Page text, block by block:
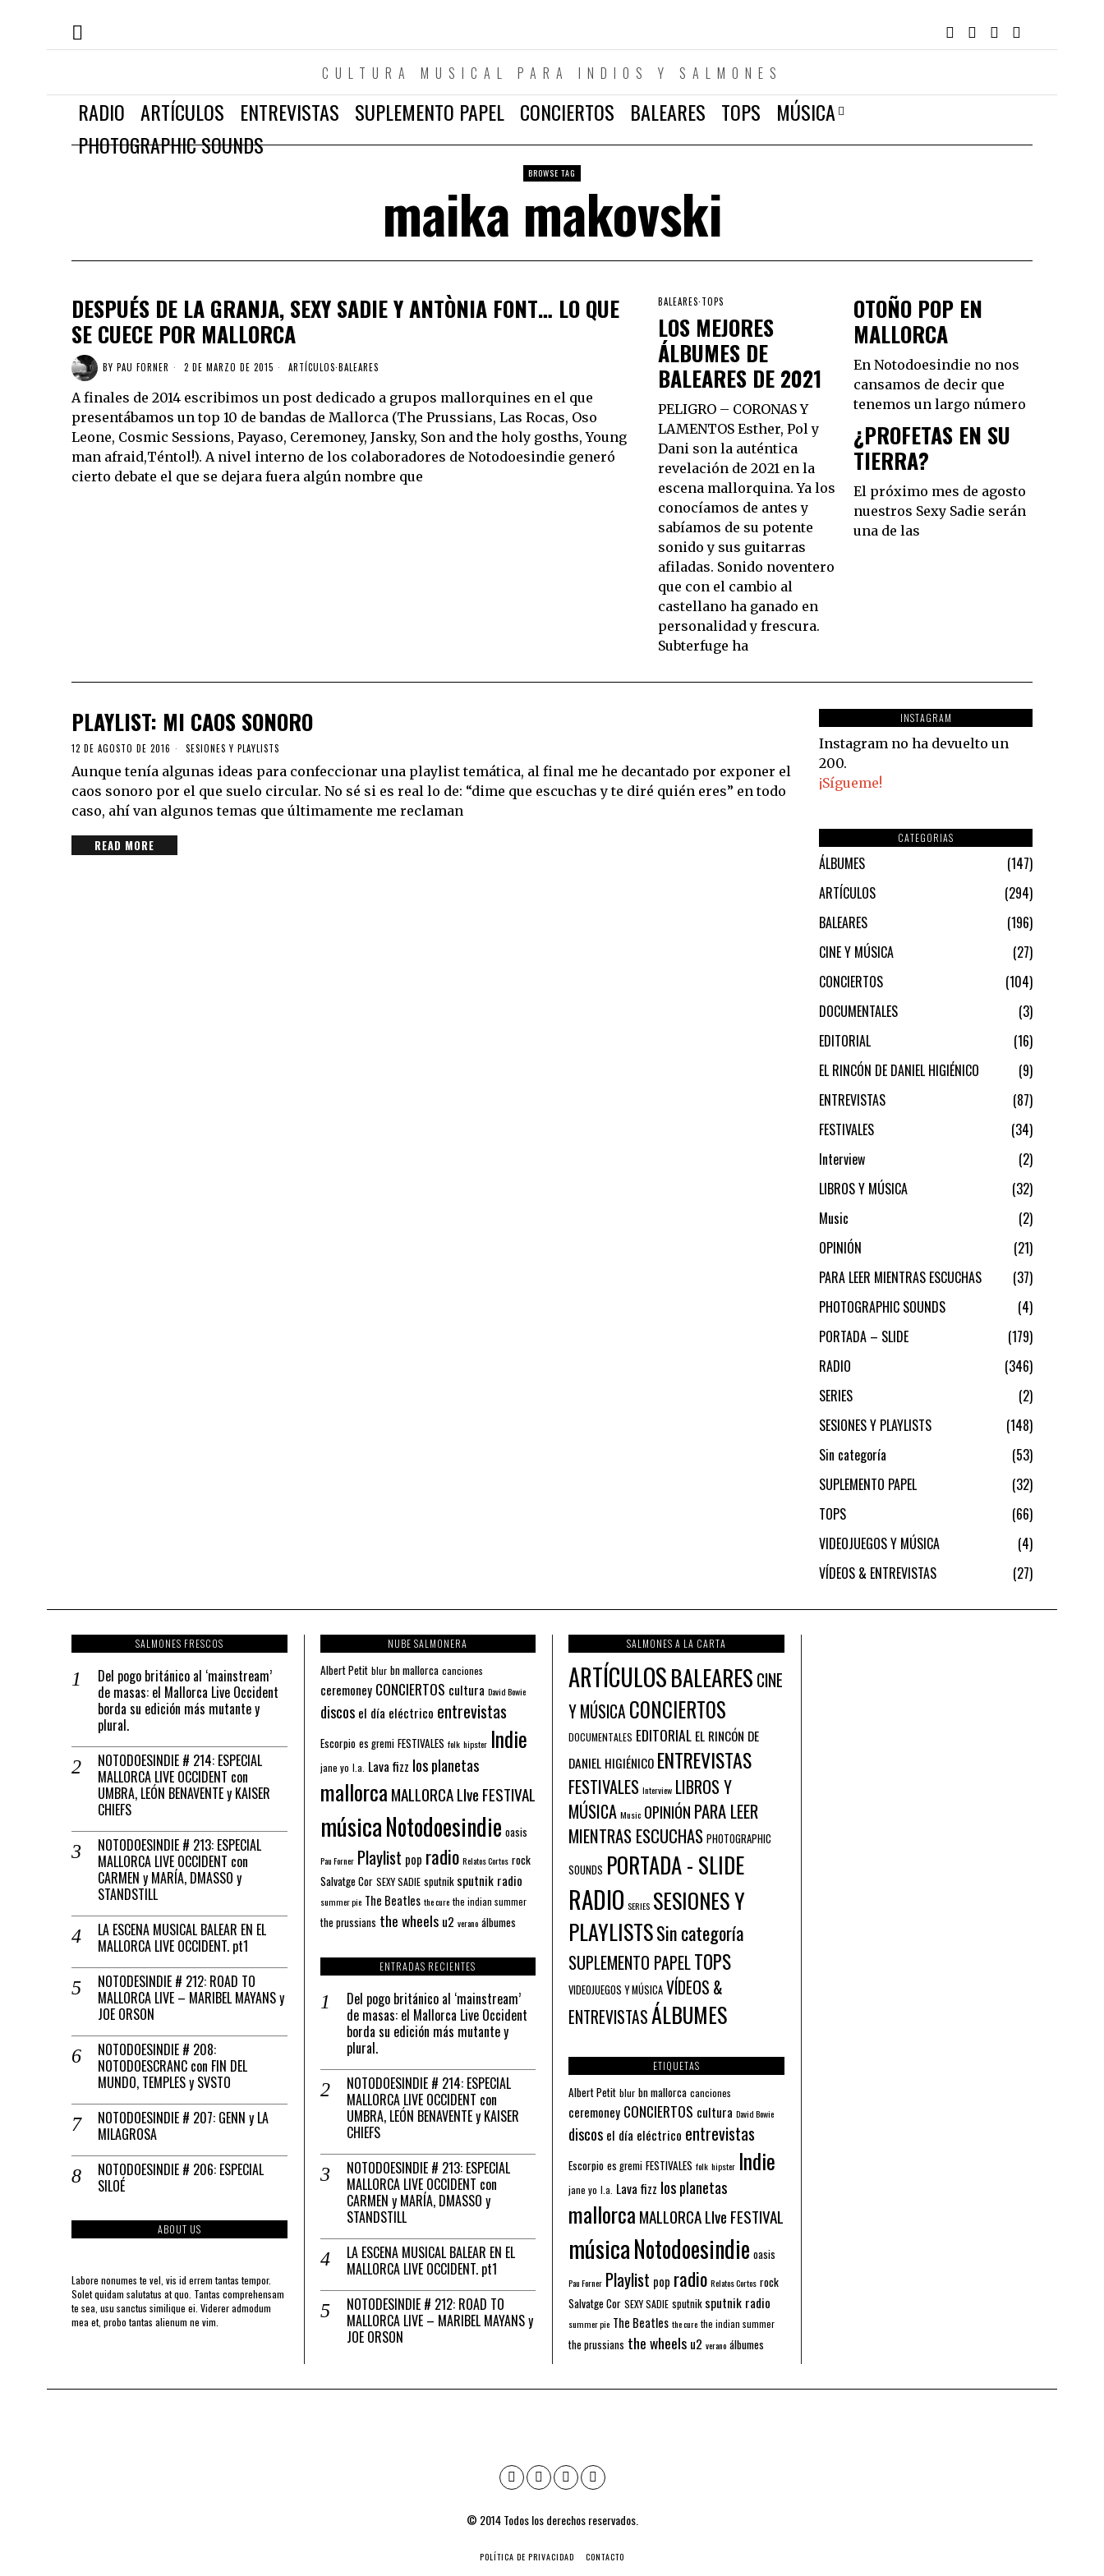
CULTURA MUSICAL PARA INDIOS Y SALMONES
RADIO ARTÍCULOS ENTREVISTAS SUPLEMENTO PAPEL CONCIERTOS BALEARES TOPS
MÚSICA
PHOTOGRAPHIC SOUNDS
BROWSE TAG
maika makovski
DESPUÉS DE LA GRANJA, SEXY SADIE Y ANTÒNIA FONT… LO QUE
SE CUECE POR MALLORCA
BY PAU FORNER 2 DE MARZO DE 2015 ARTÍCULOS·BALEARES
A finales de 2014 escribimos un post dedicado a grupos mallorquines en el que
presentábamos un top 10 de bandas de Mallorca (The Prussians, Las Rocas, Oso
Leone, Cosmic Sessions, Payaso, Ceremoney, Jansky, Son and the holy gosths, Young
man afraid,Téntol!). A nivel interno de los colaboradores de Notodoesindie generó
cierto debate el que se dejara fuera algún nombre que
BALEARES·TOPS
LOS MEJORES
ÁLBUMES DE
BALEARES DE 2021
PELIGRO – CORONAS Y
LAMENTOS Esther, Pol y
Dani son la auténtica
revelación de 2021 en la
escena mallorquina. Ya los
conocíamos de antes y
sabíamos de su potente
sonido y sus guitarras
afiladas. Sonido noventero
que con el cambio al
castellano ha ganado en
personalidad y frescura.
Subterfuge ha
OTOÑO POP EN
MALLORCA
En Notodoesindie no nos
cansamos de decir que
tenemos un largo número
¿PROFETAS EN SU
TIERRA?
El próximo mes de agosto
nuestros Sexy Sadie serán
una de las
PLAYLIST: MI CAOS SONORO
12 DE AGOSTO DE 2016 SESIONES Y PLAYLISTS
Aunque tenía algunas ideas para confeccionar una playlist temática, al final me he decantado por exponer el
caos sonoro por el que suelo circular. No sé si es real lo de: “dime que escuchas y te diré quién eres” en todo
caso, ahí van algunos temas que últimamente me reclaman
READ MORE
INSTAGRAM
Instagram no ha devuelto un
200.
¡Sígueme!
CATEGORIAS
ÁLBUMES
147
ARTÍCULOS
294
BALEARES
196
CINE Y MÚSICA
27
CONCIERTOS
104
DOCUMENTALES
3
EDITORIAL
16
EL RINCÓN DE DANIEL HIGIÉNICO
9
ENTREVISTAS
87
FESTIVALES
34
Interview
2
LIBROS Y MÚSICA
32
Music
2
OPINIÓN
21
PARA LEER MIENTRAS ESCUCHAS
37
PHOTOGRAPHIC SOUNDS
4
PORTADA – SLIDE
179
RADIO
346
SERIES
2
SESIONES Y PLAYLISTS
148
Sin categoría
53
SUPLEMENTO PAPEL
32
TOPS
66
VIDEOJUEGOS Y MÚSICA
4
VÍDEOS & ENTREVISTAS
27
SALMONES FRESCOS
Del pogo británico al ‘mainstream’
de masas: el Mallorca Live Occident
borda su edición más mutante y
plural.
NOTODOESINDIE # 214: ESPECIAL
MALLORCA LIVE OCCIDENT con
UMBRA, LEÓN BENAVENTE y KAISER
CHIEFS
NOTODOESINDIE # 213: ESPECIAL
MALLORCA LIVE OCCIDENT con
CARMEN y MARÍA, DMASSO y
STANDSTILL
LA ESCENA MUSICAL BALEAR EN EL
MALLORCA LIVE OCCIDENT. pt1
NOTODESINDIE # 212: ROAD TO
MALLORCA LIVE – MARIBEL MAYANS y
JOE ORSON
NOTODOESINDIE # 208:
NOTODOESCRANC con FIN DEL
MUNDO, TEMPLES y SVSTO
NOTODOESINDIE # 207: GENN y LA
MILAGROSA
NOTODOESINDIE # 206: ESPECIAL
SILOÉ
ABOUT US
Labore nonumes te vel, vis id errem tantas tempor.
Solet quidam salutatus at quo. Tantas comprehensam
te sea, usu sanctus similique ei. Viderer admodum
mea et, probo tantas alienum ne vim.
NUBE SALMONERA
Albert Petit blur bn mallorca canciones
ceremoney CONCIERTOS cultura David Bowie
discos el día eléctrico entrevistas
Escorpio es gremi FESTIVALES folk hipster Indie
jane yo l.a. Lava fizz los planetas
mallorca MALLORCA LIve FESTIVAL
músicaNotodoesindie oasis
Pau Forner Playlist pop radio Relatos Cortos rock
Salvatge Cor SEXY SADIE sputnik sputnik radio
summer pie The Beatles the cure the indian summer
the prussians the wheels u2 verano álbumes
ENTRADAS RECIENTES
Del pogo británico al ‘mainstream’
de masas: el Mallorca Live Occident
borda su edición más mutante y
plural.
NOTODOESINDIE # 214: ESPECIAL
MALLORCA LIVE OCCIDENT con
UMBRA, LEÓN BENAVENTE y KAISER
CHIEFS
NOTODOESINDIE # 213: ESPECIAL
MALLORCA LIVE OCCIDENT con
CARMEN y MARÍA, DMASSO y
STANDSTILL
LA ESCENA MUSICAL BALEAR EN EL
MALLORCA LIVE OCCIDENT. pt1
NOTODESINDIE # 212: ROAD TO
MALLORCA LIVE – MARIBEL MAYANS y
JOE ORSON
SALMONES A LA CARTA
ARTÍCULOSBALEARES CINE
Y MÚSICA CONCIERTOS
DOCUMENTALES EDITORIAL EL RINCÓN DE
DANIEL HIGIÉNICO ENTREVISTAS
FESTIVALES Interview LIBROS Y
MÚSICA Music OPINIÓN PARA LEER
MIENTRAS ESCUCHAS PHOTOGRAPHIC
SOUNDS PORTADA - SLIDE
RADIO SERIES SESIONES Y
PLAYLISTSSin categoría
SUPLEMENTO PAPELTOPS
VIDEOJUEGOS Y MÚSICA VÍDEOS &
ENTREVISTASÁLBUMES
ETIQUETAS
Albert Petit blur bn mallorca canciones
ceremoney CONCIERTOS cultura David Bowie
discos el día eléctrico entrevistas
Escorpio es gremi FESTIVALES folk hipster Indie
jane yo l.a. Lava fizz los planetas
mallorca MALLORCA LIve FESTIVAL
músicaNotodoesindie oasis
Pau Forner Playlist pop radio Relatos Cortos rock
Salvatge Cor SEXY SADIE sputnik sputnik radio
summer pie The Beatles the cure the indian summer
the prussians the wheels u2 verano álbumes
© 2014 Todos los derechos reservados.
POLÍTICA DE PRIVACIDAD CONTACTO